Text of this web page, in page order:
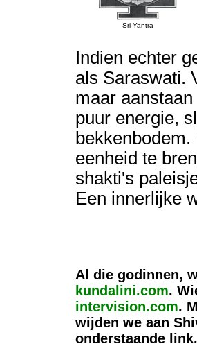
Sri Yantra
Indien echter
als Saraswati.
maar
puur energie,
eenheid te
shakti's
Een innerlijke
Al die godinnen,
kundalini.com.
intervision.com.
wijden we aan
onderstaande link.